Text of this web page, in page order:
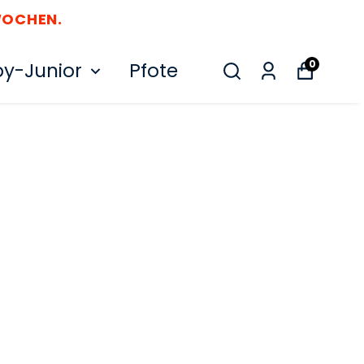
Junior Pfote 0